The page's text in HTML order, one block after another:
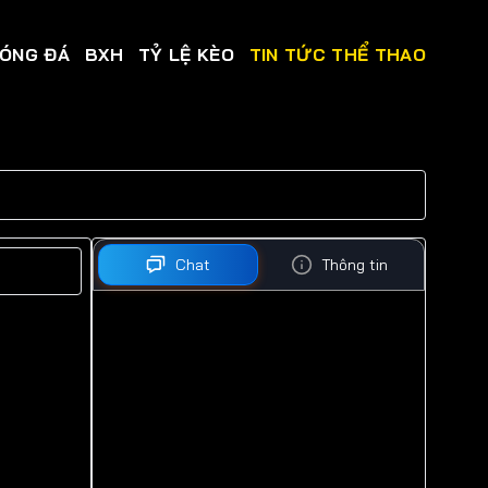
ĐÁ BXH TỶ LỆ KÈO TIN TỨC THỂ THAO
Chat Thông tin